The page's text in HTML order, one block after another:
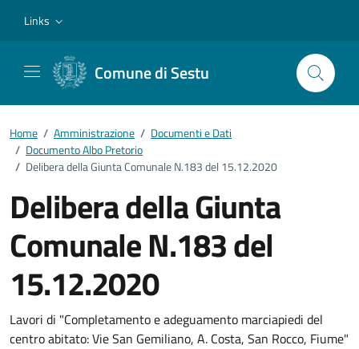
Links
Comune di Sestu
Home / Amministrazione / Documenti e Dati
/ Documento Albo Pretorio
/ Delibera della Giunta Comunale N.183 del 15.12.2020
Delibera della Giunta
Comunale N.183 del
15.12.2020
Dettagli del documento
Lavori di "Completamento e adeguamento marciapiedi del
centro abitato: Vie San Gemiliano, A. Costa, San Rocco, Fiume"